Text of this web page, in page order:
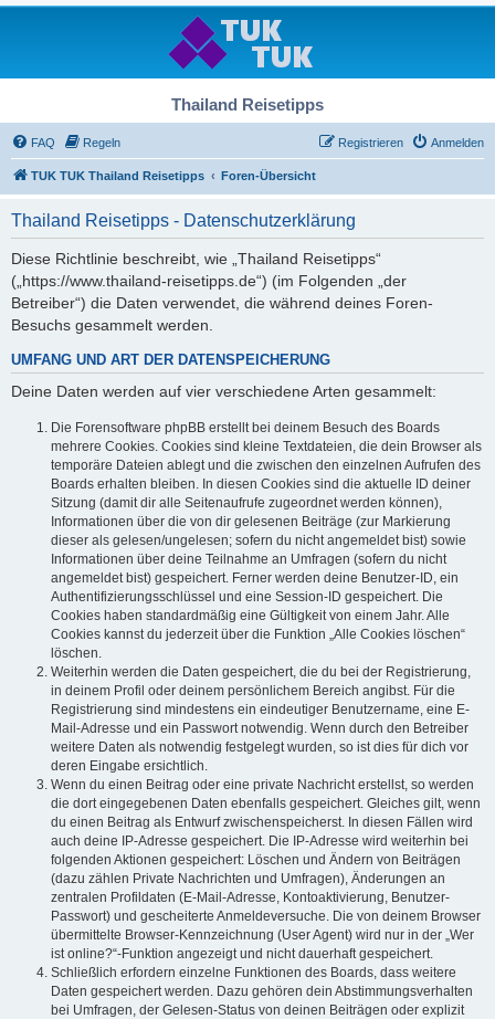
Thailand Reisetipps
FAQ Regeln Anmelden
Registrieren
TUK TUK Thailand Reisetipps Foren-Übersicht
Thailand Reisetipps - Datenschutzerklärung
Diese Richtlinie beschreibt, wie „Thailand Reisetipps“
(„https://www.thailand-reisetipps.de“) (im Folgenden „der
Betreiber“) die Daten verwendet, die während deines Foren-
Besuchs gesammelt werden.
UMFANG UND ART DER DATENSPEICHERUNG
Deine Daten werden auf vier verschiedene Arten gesammelt:
Die Forensoftware phpBB erstellt bei deinem Besuch des Boards
mehrere Cookies. Cookies sind kleine Textdateien, die dein Browser als
temporäre Dateien ablegt und die zwischen den einzelnen Aufrufen des
Boards erhalten bleiben. In diesen Cookies sind die aktuelle ID deiner
Sitzung (damit dir alle Seitenaufrufe zugeordnet werden können),
Informationen über die von dir gelesenen Beiträge (zur Markierung
dieser als gelesen/ungelesen; sofern du nicht angemeldet bist) sowie
Informationen über deine Teilnahme an Umfragen (sofern du nicht
angemeldet bist) gespeichert. Ferner werden deine Benutzer-ID, ein
Authentifizierungsschlüssel und eine Session-ID gespeichert. Die
Cookies haben standardmäßig eine Gültigkeit von einem Jahr. Alle
Cookies kannst du jederzeit über die Funktion „Alle Cookies löschen“
löschen.
Weiterhin werden die Daten gespeichert, die du bei der Registrierung,
in deinem Profil oder deinem persönlichem Bereich angibst. Für die
Registrierung sind mindestens ein eindeutiger Benutzername, eine E-
Mail-Adresse und ein Passwort notwendig. Wenn durch den Betreiber
weitere Daten als notwendig festgelegt wurden, so ist dies für dich vor
deren Eingabe ersichtlich.
Wenn du einen Beitrag oder eine private Nachricht erstellst, so werden
die dort eingegebenen Daten ebenfalls gespeichert. Gleiches gilt, wenn
du einen Beitrag als Entwurf zwischenspeicherst. In diesen Fällen wird
auch deine IP-Adresse gespeichert. Die IP-Adresse wird weiterhin bei
folgenden Aktionen gespeichert: Löschen und Ändern von Beiträgen
(dazu zählen Private Nachrichten und Umfragen), Änderungen an
zentralen Profildaten (E-Mail-Adresse, Kontoaktivierung, Benutzer-
Passwort) und gescheiterte Anmeldeversuche. Die von deinem Browser
übermittelte Browser-Kennzeichnung (User Agent) wird nur in der „Wer
ist online?“-Funktion angezeigt und nicht dauerhaft gespeichert.
Schließlich erfordern einzelne Funktionen des Boards, dass weitere
Daten gespeichert werden. Dazu gehören dein Abstimmungsverhalten
bei Umfragen, der Gelesen-Status von deinen Beiträgen oder explizit